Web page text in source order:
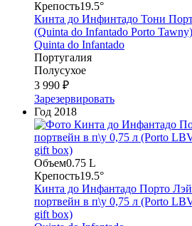
Крепость19.5°
Кинта до Инфинтадо Тони
(Quinta do Infantado Portо Tawny)
Quinta do Infantado
Португалия
Полусухое
3 990 ₽
Зарезервировать
Год 2018
Объем0.75 L
Крепость19.5°
Кинта до Инфантадо Порто
портвейн в п\у 0,75 л (Porto
gift box)